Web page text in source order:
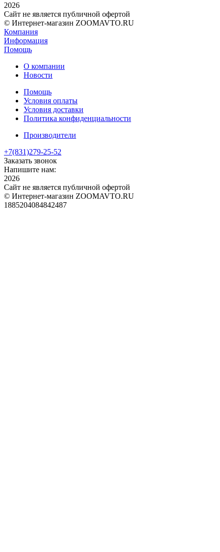
2026
Сайт не является публичной офертой
© Интернет-магазин ZOOMAVTO.RU
Компания
Информация
Помощь
О компании
Новости
Помощь
Условия оплаты
Условия доставки
Политика конфиденциальности
Производители
+7(831)279-25-52
Заказать звонок
Напишите нам:
2026
Сайт не является публичной офертой
© Интернет-магазин ZOOMAVTO.RU
1885204084842487